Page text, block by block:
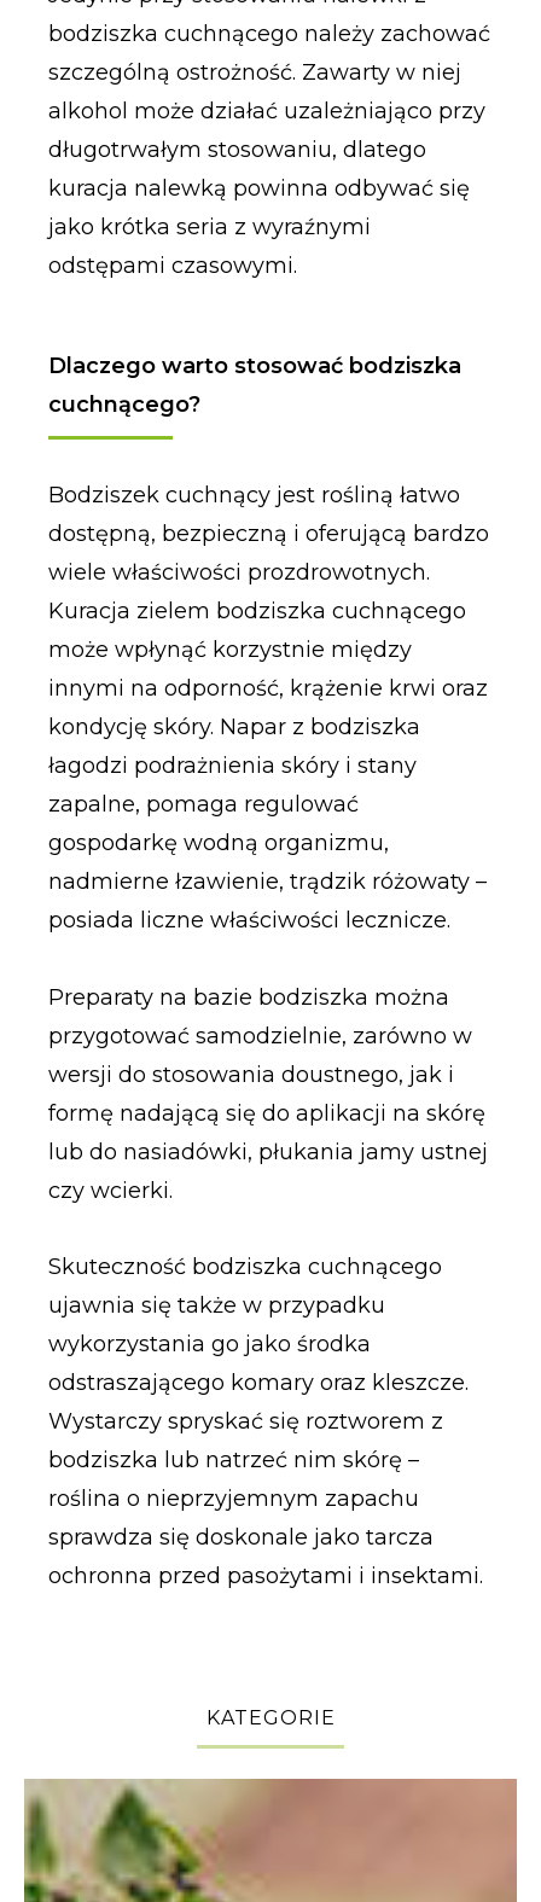
bodziszka cuchnącego należy zachować
szczególną ostrożność. Zawarty w niej
alkohol może działać uzależniająco przy
długotrwałym stosowaniu, dlatego
kuracja nalewką powinna odbywać się
jako krótka seria z wyraźnymi
odstępami czasowymi.
Dlaczego warto stosować bodziszka
cuchnącego?
Bodziszek cuchnący jest rośliną łatwo
dostępną, bezpieczną i oferującą bardzo
wiele właściwości prozdrowotnych.
Kuracja zielem bodziszka cuchnącego
może wpłynąć korzystnie między
innymi na odporność, krążenie krwi oraz
kondycję skóry. Napar z bodziszka
łagodzi podrażnienia skóry i stany
zapalne, pomaga regulować
gospodarkę wodną organizmu,
nadmierne łzawienie, trądzik różowaty –
posiada liczne właściwości lecznicze.
Preparaty na bazie bodziszka można
przygotować samodzielnie, zarówno w
wersji do stosowania doustnego, jak i
formę nadającą się do aplikacji na skórę
lub do nasiadówki, płukania jamy ustnej
czy wcierki.
Skuteczność bodziszka cuchnącego
ujawnia się także w przypadku
wykorzystania go jako środka
odstraszającego komary oraz kleszcze.
Wystarczy spryskać się roztworem z
bodziszka lub natrzeć nim skórę –
roślina o nieprzyjemnym zapachu
sprawdza się doskonale jako tarcza
ochronna przed pasożytami i insektami.
KATEGORIE